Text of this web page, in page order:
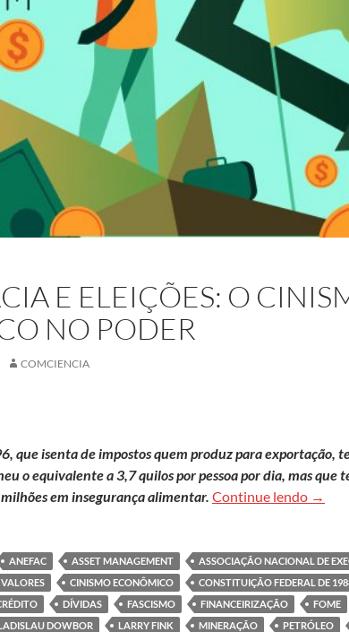
E ELEIÇÕES: O
NO PODER
COMCIENCIA
que isenta de impostos quem produz para exportação,
o equivalente a 3,7 quilos por pessoa por dia, mas que
em insegurança alimentar. Continue lendo →
ANEFAC ASSET MANAGEMENT
ASSOCIAÇÃO NACIONAL DE
CINISMO ECONÔMICO
CONSTITUIÇÃO FEDERAL DE
DÍVIDAS FASCISMO FINANCEIRIZAÇÃO FOME
DOWBOR LARRY FINK MINERAÇÃO PETRÓLEO